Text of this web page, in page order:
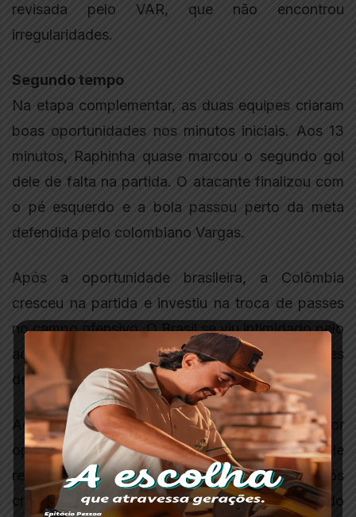
revisada pelo VAR, que não encontrou
irregularidades.
Segundo tempo
Na etapa complementar, as duas equipes criaram
boas oportunidades nos minutos iniciais. Aos 13
minutos, Raphinha quase marcou o segundo gol
dele de falta na partida. O atacante finalizou com
o pé esquerdo e a bola passou perto da meta
defendida pelo colombiano Vargas.
Após a oportunidade brasileira, a Colômbia
cresceu na partida e investiu na troca de passes
no campo ofensivo. O Brasil se viu intimidado pelo
adversário e sem conseguir criar oportunidades
de ataque.
Aos 38 minutos, Borré perdeu a melhor
oportunidade criada no segundo tempo. Ele
recebeu a bola sozinho na área brasileira, após
cruzamento de Luis Díaz, e finalizou por cima do